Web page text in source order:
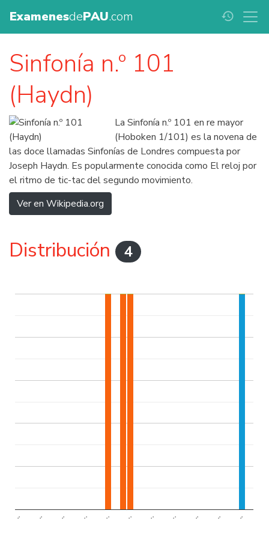
ExamenesdePAU.com history
Sinfonía n.º 101
(Haydn)
La Sinfonía n.º 101 en re mayor
(Hoboken 1/101) es la novena de
las doce llamadas Sinfonías de Londres compuesta por
Joseph Haydn. Es popularmente conocida como El reloj por
el ritmo de tic-tac del segundo movimiento.
Ver en Wikipedia.org
Distribución 4
.. .. .. .. .. .. .. .. .. .. ..